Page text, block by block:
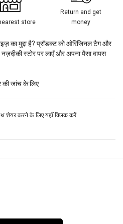
शेयर करने के लिए यहाँ क्लिक करें
store
Return and get
money
का मुद्दा है? प्रॉडक्ट को ओरिजिनल टैग और
स्टोर पर लाएँ और अपना पैसा वापस
की जांच के लिए